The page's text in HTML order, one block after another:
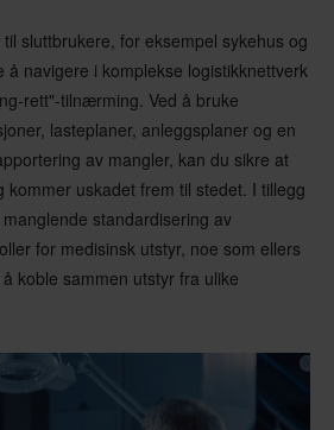
sluttbrukere, for eksempel sykehus og
navigere i komplekse logistikknettverk
rett"-tilnærming. Ved å bruke
lasteplaner, anleggsplaner og en
av mangler, kan du sikre at
kommer uskadet frem til stedet. I tillegg
standardisering av
for medisinsk utstyr, noe som ellers
koble sammen utstyr fra ulike